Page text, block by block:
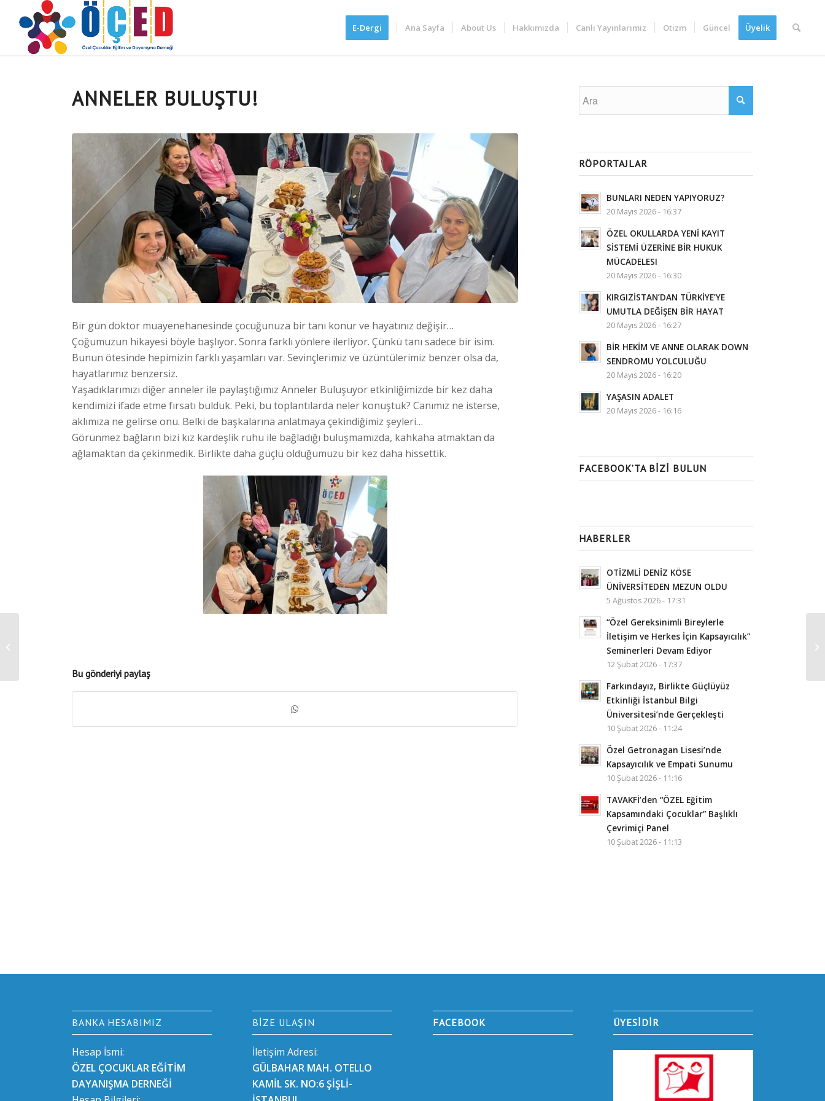
E-Dergi Ana Sayfa About Us Hakkımızda Canlı Yayınlarımız Otizm Güncel Üyelik
ANNELER BULUŞTU!
Bir gün doktor muayenehanesinde çocuğunuza bir tanı konur ve hayatınız değişir…
Çoğumuzun hikayesi böyle başlıyor. Sonra farklı yönlere ilerliyor. Çünkü tanı sadece bir isim.
Bunun ötesinde hepimizin farklı yaşamları var. Sevinçlerimiz ve üzüntülerimiz benzer olsa da,
hayatlarımız benzersiz.
Yaşadıklarımızı diğer anneler ile paylaştığımız Anneler Buluşuyor etkinliğimizde bir kez daha
kendimizi ifade etme fırsatı bulduk. Peki, bu toplantılarda neler konuştuk? Canımız ne isterse,
aklımıza ne gelirse onu. Belki de başkalarına anlatmaya çekindiğimiz şeyleri…
Görünmez bağların bizi kız kardeşlik ruhu ile bağladığı buluşmamızda, kahkaha atmaktan da
ağlamaktan da çekinmedik. Birlikte daha güçlü olduğumuzu bir kez daha hissettik.
Bu gönderiyi paylaş
RÖPORTAJLAR
BUNLARI NEDEN YAPIYORUZ?
20 Mayıs 2026 - 16:37
ÖZEL OKULLARDA YENİ KAYIT
SİSTEMİ ÜZERİNE BİR HUKUK
MÜCADELESI
20 Mayıs 2026 - 16:30
KIRGIZİSTAN’DAN TÜRKİYE’YE
UMUTLA DEĞİŞEN BİR HAYAT
20 Mayıs 2026 - 16:27
BİR HEKİM VE ANNE OLARAK DOWN
SENDROMU YOLCULUĞU
20 Mayıs 2026 - 16:20
YAŞASIN ADALET
20 Mayıs 2026 - 16:16
FACEBOOK’TA BIZI BULUN
HABERLER
OTİZMLİ DENİZ KÖSE
ÜNİVERSİTEDEN MEZUN OLDU
5 Ağustos 2026 - 17:31
“Özel Gereksinimli Bireylerle
İletişim ve Herkes İçin Kapsayıcılık”
Seminerleri Devam Ediyor
12 Şubat 2026 - 17:37
Farkındayız, Birlikte Güçlüyüz
Etkinliği İstanbul Bilgi
Üniversitesi’nde Gerçekleşti
10 Şubat 2026 - 11:24
Özel Getronagan Lisesi’nde
Kapsayıcılık ve Empati Sunumu
10 Şubat 2026 - 11:16
TAVAKFİ’den “ÖZEL Eğitim
Kapsamındaki Çocuklar” Başlıklı
Çevrimiçi Panel
10 Şubat 2026 - 11:13
BANKA HESABIMIZ
Hesap İsmi:
ÖZEL ÇOCUKLAR EĞİTİM
DAYANIŞMA DERNEĞİ
BIZE ULAŞIN
İletişim Adresi:
GÜLBAHAR MAH. OTELLO
KAMİL SK. NO:6 ŞİŞLİ-
FACEBOOK ÜYESİDİR